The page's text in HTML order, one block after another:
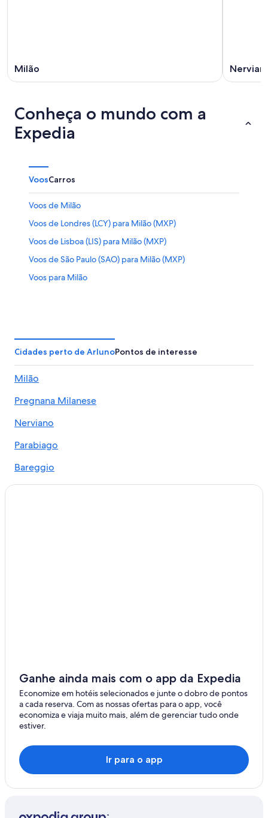
16
de
Milão
Conheça o mundo com a
Expedia
VoosCarros
Voos de Milão
Voos de Londres (LCY) para Milão (MXP)
Voos de Lisboa (LIS) para Milão (MXP)
Voos de São Paulo (SAO) para Milão (MXP)
Voos para Milão
Cidades perto de ArlunoPontos de interesse
Milão
Pregnana Milanese
Nerviano
Parabiago
Bareggio
Corbetta
Ganhe ainda mais com o app da Expedia
Economize em hotéis selecionados e junte o dobro de pontos
a cada reserva. Com as nossas ofertas para o app, você
economiza e viaja muito mais, além de gerenciar tudo onde
estiver.
Ir para o app